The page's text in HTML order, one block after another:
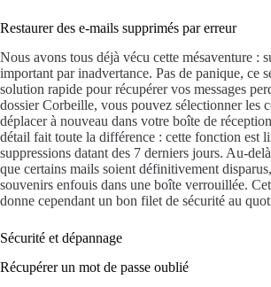
Restaurer des e-mails supprimés par erreur
Nous avons tous déjà vécu cette mésaventure :
important par inadvertance. Pas de panique, ce
solution rapide pour récupérer vos messages
dossier Corbeille, vous pouvez sélectionner les
déplacer à nouveau dans votre boîte de
détail fait toute la différence : cette fonction est
suppressions datant des 7 derniers jours. Au-
que certains mails soient définitivement
souvenirs enfouis dans une boîte verrouillée.
donne cependant un bon filet de sécurité au
Sécurité et dépannage
Récupérer un mot de passe oublié